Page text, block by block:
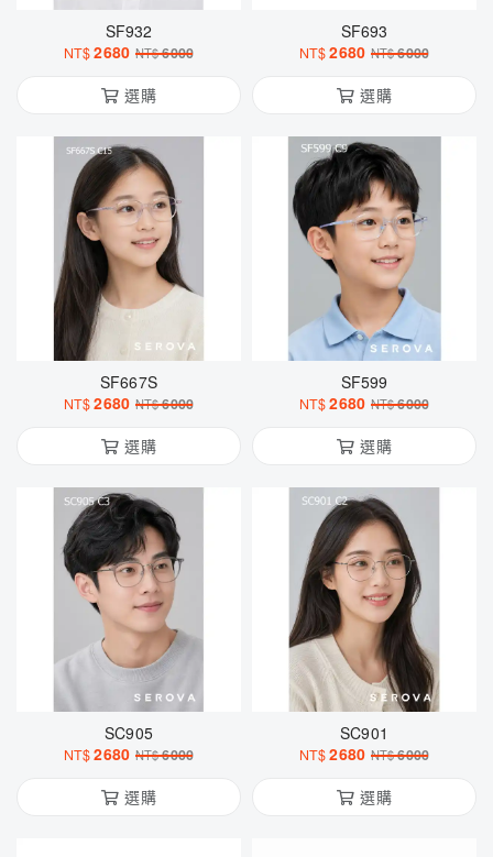
SF932
NT$2680 NT$6000
選購
SF693
NT$2680 NT$6000
選購
SF667S
NT$2680 NT$6000
選購
SF599
NT$2680 NT$6000
選購
SC905
NT$2680 NT$6000
選購
SC901
NT$2680 NT$6000
選購